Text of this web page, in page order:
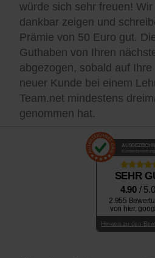
würde sich sehr freuen!
dankbar zeigen und
Prämie von 50 Euro gut.
Guthaben von Ihren
abgezogen, sobald auf
neuer Kunde bei einem
Team.net mindestens
genommen hat.
SEHR
4.90 /
2.955
von hier,
Hinweis zu den